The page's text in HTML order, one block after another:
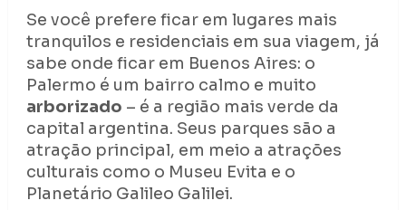
Se você prefere ficar em lugares mais
tranquilos e residenciais em sua viagem, já
sabe onde ficar em Buenos Aires: o
Palermo é um bairro calmo e muito
arborizado – é a região mais verde da
capital argentina. Seus parques são a
atração principal, em meio a atrações
culturais como o Museu Evita e o
Planetário Galileo Galilei.